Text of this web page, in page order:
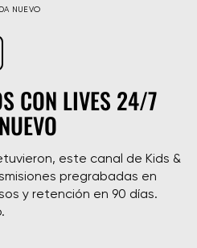
NUEVO
CON LIVES 24/7
este canal de Kids &
pregrabadas en
y retención en 90 días.